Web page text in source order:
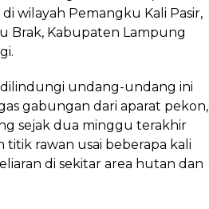
wilayah Pemangku Kali Pasir,
Brak, Kabupaten Lampung
undang-undang ini
gabungan dari aparat pekon,
sejak dua minggu terakhir
rawan usai beberapa kali
di sekitar area hutan dan